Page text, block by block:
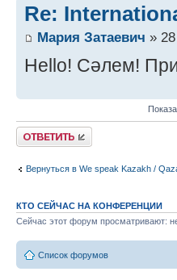
Re:
Мария Затаевич »
Hello! Сәлем!
Ответить
Вернуться в We speak Kazakh /
КТО СЕЙЧАС НА КОНФЕРЕНЦИИ
Сейчас этот форум просматривают:
Список форумов